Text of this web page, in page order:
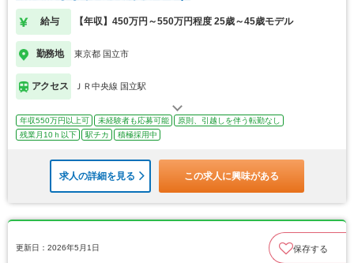
給与 【年収】450万円～550万円程度 25歳～45歳モデル
勤務地 東京都 国立市
アクセス ＪＲ中央線 国立駅
年収550万円以上可 未経験者も応募可能
原則、引越しを伴う転勤なし
残業月10ｈ以下
駅チカ 積極採用中
求人の詳細を見る この求人に興味がある
更新日：2026年5月1日 保存する